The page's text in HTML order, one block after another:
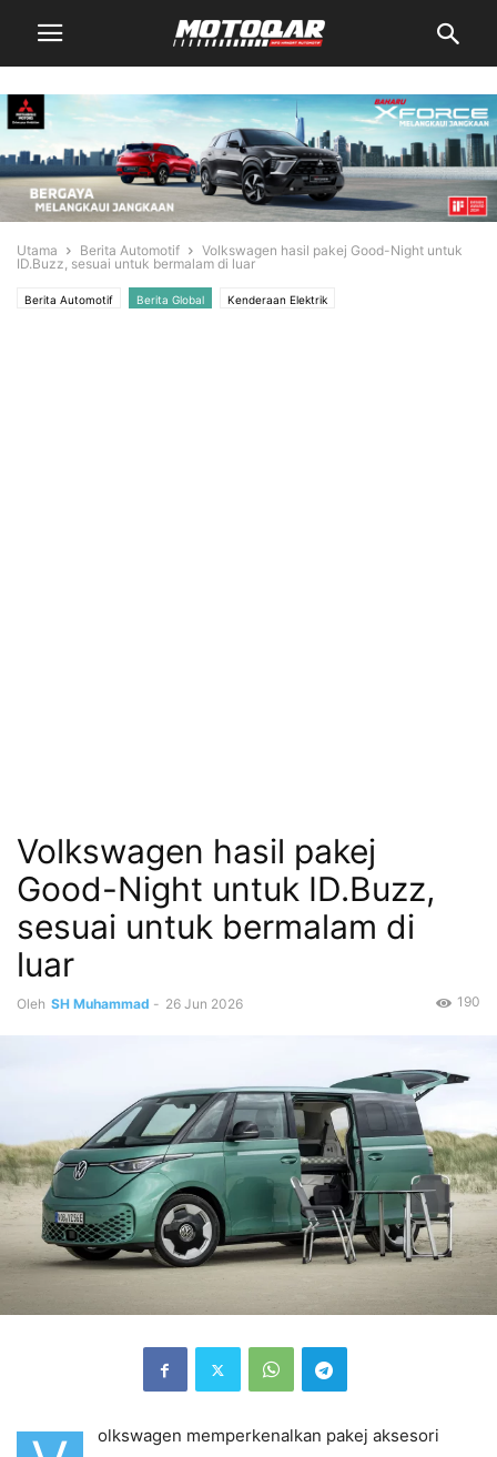
Utama Berita Automotif
Volkswagen hasil pakej Good-Night untuk
ID.Buzz, sesuai untuk bermalam di luar
Berita Automotif Berita Global Kenderaan Elektrik
Volkswagen hasil pakej
Good-Night untuk ID.Buzz,
sesuai untuk bermalam di
luar
Oleh SH Muhammad - 26 Jun 2026 190
olkswagen memperkenalkan pakej aksesori